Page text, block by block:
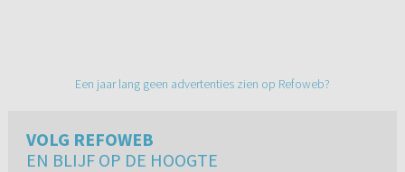
Een jaar lang geen advertenties zien op Refoweb?
VOLG REFOWEB
EN BLIJF OP DE HOOGTE